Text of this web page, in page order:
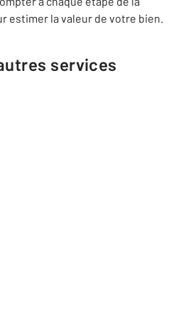
estimer la valeur de votre bien.
services